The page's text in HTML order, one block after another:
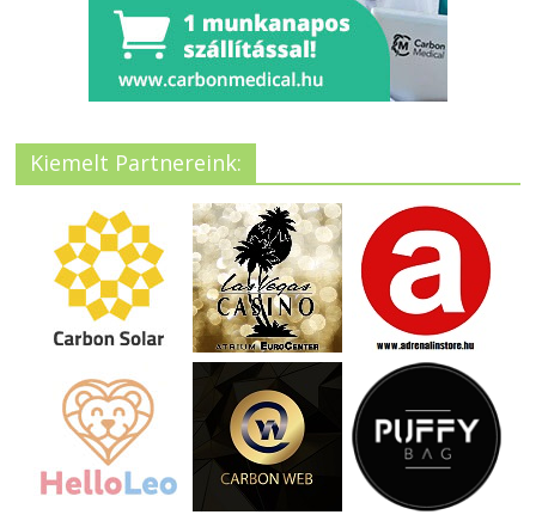
Kiemelt Partnereink: